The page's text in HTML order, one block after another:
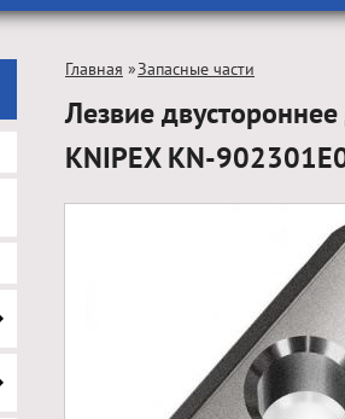
Главная »Запасные части
Лезвие
KNIPEX KN-